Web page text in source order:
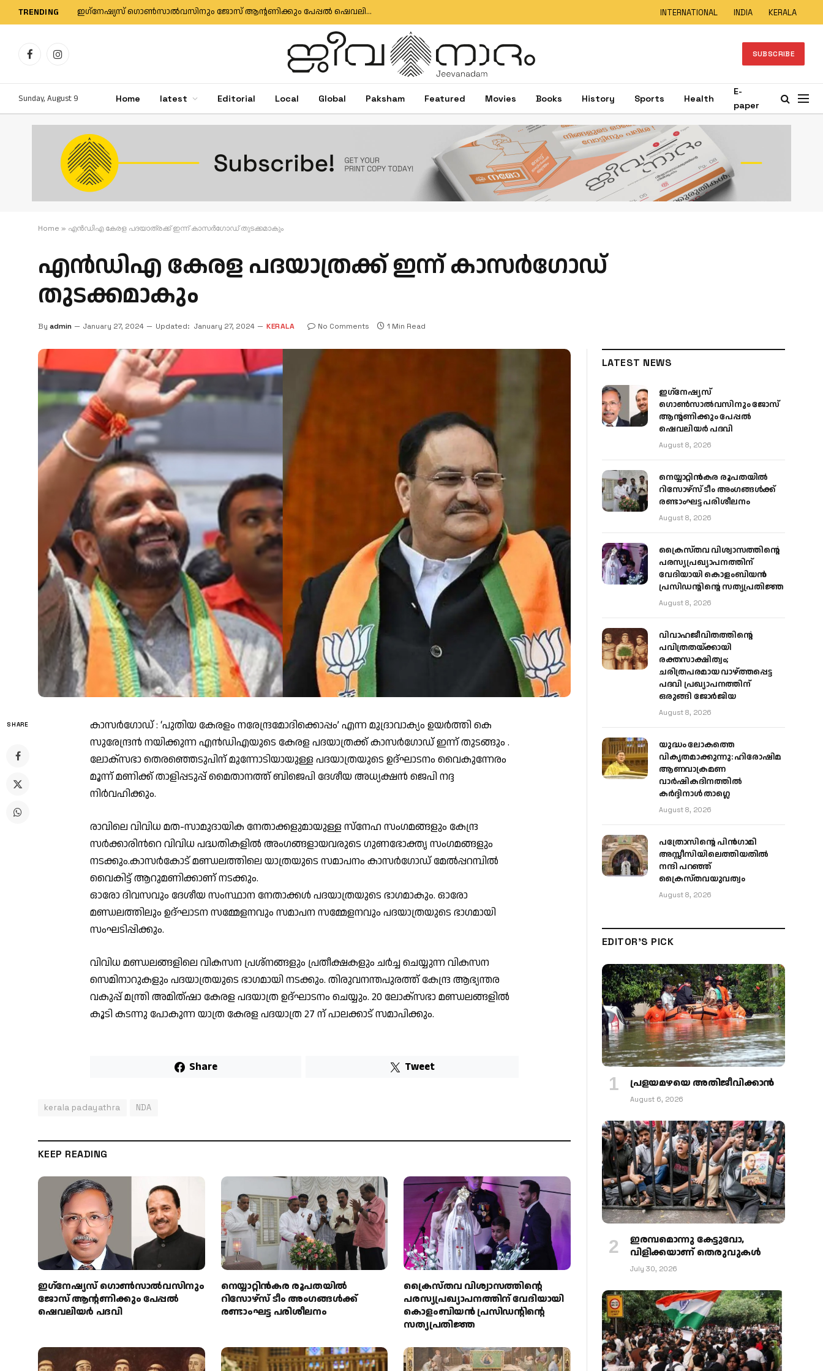
TRENDING ഇഗ്‌നേഷ്യസ് ഗൊൺസാൽവസിനും ജോസ് ആന്റണിക്കും പേപ്പൽ ഷെവലിയർ പദവി INTERNATIONAL INDIA KERALA
FacebookInstagram SUBSCRIBE
Sunday, August 9 Home latest Editorial Local Global Paksham Featured Movies Books History Sports Health
E-
paper
Home » എൻഡിഎ കേരള പദയാത്രക്ക് ഇന്ന് കാസര്‍ഗോഡ്‌ തുടക്കമാകും
എൻഡിഎ കേരള പദയാത്രക്ക് ഇന്ന് കാസര്‍ഗോഡ്‌
തുടക്കമാകും
By admin January 27, 2024 Updated: January 27, 2024 KERALA No Comments 1 Min Read
SHARE
കാസര്‍ഗോഡ്‌ : ‘പുതിയ കേരളം നരേന്ദ്രമോദിക്കൊപ്പം’ എന്ന മുദ്രാവാക്യം ഉയര്‍ത്തി കെ
സുരേന്ദ്രൻ നയിക്കുന്ന എൻഡിഎയുടെ കേരള പദയാത്രക്ക് കാസര്‍ഗോഡ്‌ ഇന്ന് തുടങ്ങും .
ലോക്സഭാ തെരഞ്ഞെടുപിന് മുന്നോടിയായുള്ള പദയാത്രയുടെ ഉദ്ഘാടനം വൈകുന്നേരം
മൂന്ന് മണിക്ക് താളിപ്പടുപ്പ് മൈതാനത്ത് ബിജെപി ദേശീയ അധ്യക്ഷൻ ജെപി നദ്ദ
നിർവഹിക്കും.
രാവിലെ വിവിധ മത-സാമുദായിക നേതാക്കളുമായുള്ള സ്നേഹ സംഗമങ്ങളും കേന്ദ്ര
സർക്കാരിന്‍റെ വിവിധ പദ്ധതികളിൽ അംഗങ്ങളായവരുടെ ഗുണഭോക്ത‍ൃ സംഗമങ്ങളും
നടക്കും.കാസർകോട് മണ്ഡലത്തിലെ യാത്രയുടെ സമാപനം കാസർഗോഡ് മേൽപ്പറമ്പിൽ
വൈകിട്ട് ആറുമണിക്കാണ് നടക്കും.
ഓരോ ദിവസവും ദേശീയ സംസ്ഥാന നേതാക്കൾ പദയാത്രയുടെ ഭാഗമാകും. ഓരോ
മണ്ഡലത്തിലും ഉദ്ഘാടന സമ്മേളനവും സമാപന സമ്മേളനവും പദയാത്രയുടെ ഭാഗമായി
സംഘടിപ്പിക്കും.
വിവിധ മണ്ഡലങ്ങളിലെ വികസന പ്രശ്നങ്ങളും പ്രതീക്ഷകളും ചർച്ച ചെയ്യുന്ന വികസന
സെമിനാറുകളും പദയാത്രയുടെ ഭാഗമായി നടക്കും. തിരുവനന്തപുരത്ത് കേന്ദ്ര ആഭ്യന്തര
വകുപ്പ് മന്ത്രി അമിത്ഷാ കേരള പദയാത്ര ഉദ്ഘാടനം ചെയ്യും. 20 ലോക്സഭാ മണ്ഡലങ്ങളിൽ
കൂടി കടന്നു പോകുന്ന യാത്ര കേരള പദയാത്ര 27 ന് പാലക്കാട് സമാപിക്കും.
Share Tweet
kerala padayathra NDA
KEEP READING
ഇഗ്‌നേഷ്യസ് ഗൊൺസാൽവസിനും
ജോസ് ആന്റണിക്കും പേപ്പൽ
ഷെവലിയർ പദവി
നെയ്യാറ്റിൻകര രൂപതയിൽ
റിസോഴ്സ് ടീം അംഗങ്ങൾക്ക്
രണ്ടാംഘട്ട പരിശീലനം
ക്രൈസ്തവ വിശ്വാസത്തിന്റെ
പരസ്യപ്രഖ്യാപനത്തിന് വേദിയായി
കൊളംബിയൻ പ്രസിഡന്റിന്റെ
സത്യപ്രതിജ്ഞ
LATEST NEWS
ഇഗ്‌നേഷ്യസ്
ഗൊൺസാൽവസിനും ജോസ്
ആന്റണിക്കും പേപ്പൽ
ഷെവലിയർ പദവി
August 8, 2026
നെയ്യാറ്റിൻകര രൂപതയിൽ
റിസോഴ്സ് ടീം അംഗങ്ങൾക്ക്
രണ്ടാംഘട്ട പരിശീലനം
August 8, 2026
ക്രൈസ്തവ വിശ്വാസത്തിന്റെ
പരസ്യപ്രഖ്യാപനത്തിന്
വേദിയായി കൊളംബിയൻ
പ്രസിഡന്റിന്റെ സത്യപ്രതിജ്ഞ
August 8, 2026
വിവാഹജീവിതത്തിന്റെ
പവിത്രതയ്ക്കായി
രക്തസാക്ഷിത്വം;
ചരിത്രപരമായ വാഴ്ത്തപ്പെട്ട
പദവി പ്രഖ്യാപനത്തിന്
ഒരുങ്ങി ജോര്‍ജിയ
August 8, 2026
യുദ്ധം ലോകത്തെ
വികൃതമാക്കുന്നു: ഹിരോഷിമ
ആണവാക്രമണ
വാർഷികദിനത്തിൽ
കർദ്ദിനാൾ താഗ്ലെ
August 8, 2026
പത്രോസിന്റെ പിൻഗാമി
അസ്സീസിയിലെത്തിയതിൽ
നന്ദി പറഞ്ഞ്
ക്രൈസ്തവയുവത്വം
August 8, 2026
EDITOR'S PICK
പ്രളയമഴയെ അതിജീവിക്കാന്‍
August 6, 2026
ഇരമ്പമൊന്നു കേട്ടുവോ,
വിളിക്കയാണ് തെരുവുകള്‍
July 30, 2026